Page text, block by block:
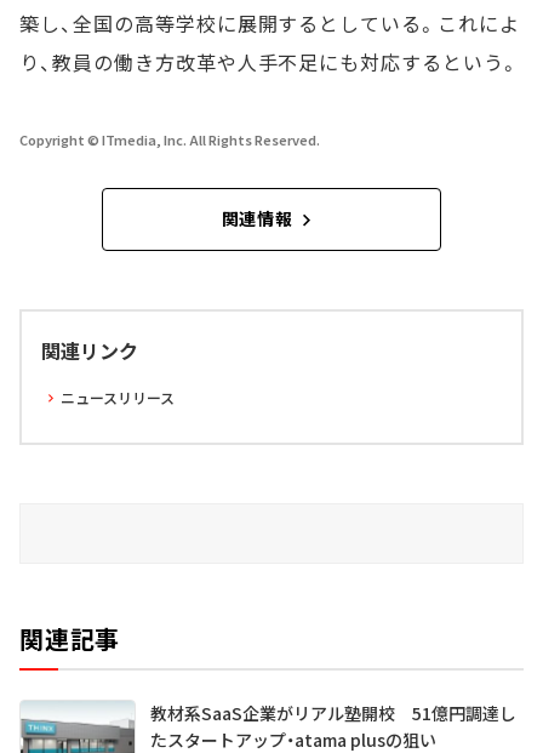
築し、全国の高等学校に展開するとしている。これによ
り、教員の働き方改革や人手不足にも対応するという。
Copyright © ITmedia, Inc. All Rights Reserved.
関連情報
関連リンク
ニュースリリース
関連記事
教材系SaaS企業がリアル塾開校 51億円調達し
たスタートアップ・atama plusの狙い